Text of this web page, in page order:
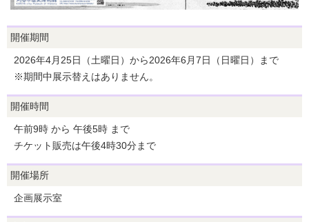
開催期間
2026年4月25日（土曜日）から2026年6月7日（日曜日）まで
※期間中展示替えはありません。
開催時間
午前9時 から 午後5時 まで
チケット販売は午後4時30分まで
開催場所
企画展示室